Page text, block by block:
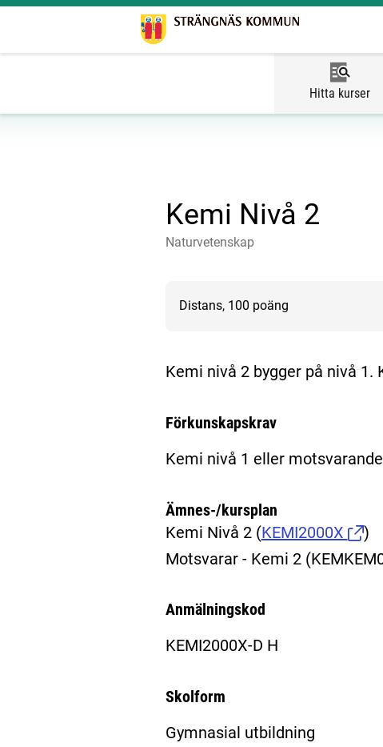
Hitta kurser
Kemi Nivå 2
Naturvetenskap
Distans, 100 poäng
Kemi nivå 2 bygger på nivå
Förkunskapskrav
Kemi nivå 1 eller
Ämnes-/kursplan
Kemi Nivå 2 (KEMI2000X
)
Motsvarar - Kemi 2
Anmälningskod
KEMI2000X-D H
Skolform
Gymnasial utbildning